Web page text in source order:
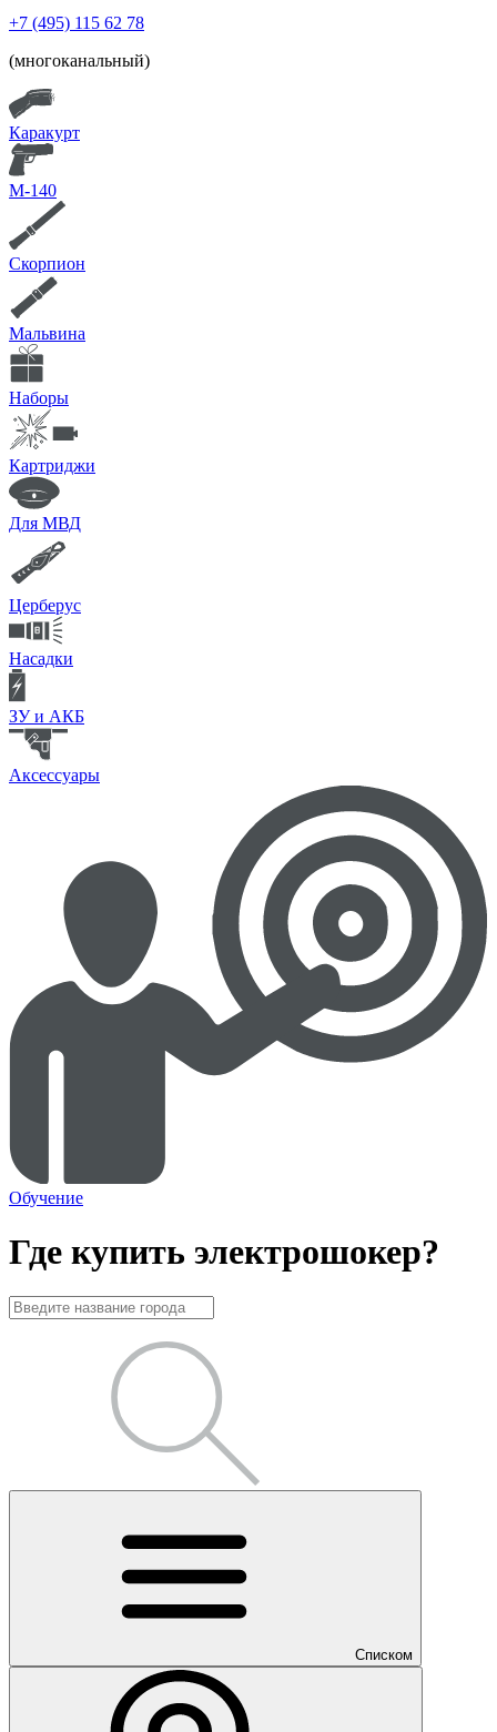
+7 (495) 115 62 78
(многоканальный)
Каракурт
М-140
Скорпион
Мальвина
Наборы
Картриджи
Для МВД
Церберус
Насадки
ЗУ и АКБ
Аксессуары
Обучение
Где купить электрошокер?
Списком